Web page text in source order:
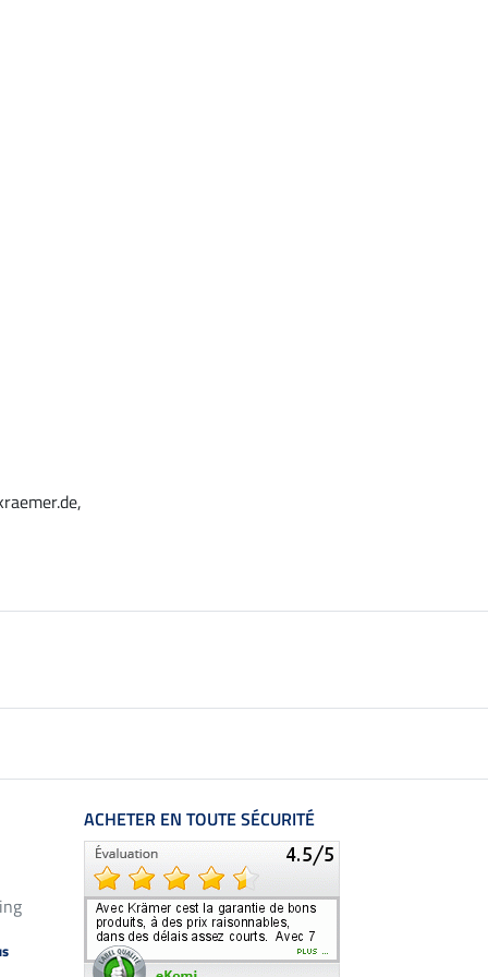
ACHETER EN TOUTE SÉCURITÉ